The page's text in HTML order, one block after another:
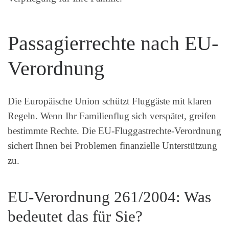
Passagierrechte nach EU-
Verordnung
Die Europäische Union schützt Fluggäste mit klaren
Regeln. Wenn Ihr Familienflug sich verspätet, greifen
bestimmte Rechte. Die EU-Fluggastrechte-Verordnung
sichert Ihnen bei Problemen finanzielle Unterstützung
zu.
EU-Verordnung 261/2004: Was
bedeutet das für Sie?